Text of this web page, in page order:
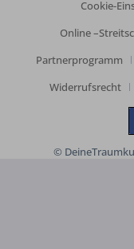
Cookie-
Online
Partnerprogramm
Widerrufsrecht
©